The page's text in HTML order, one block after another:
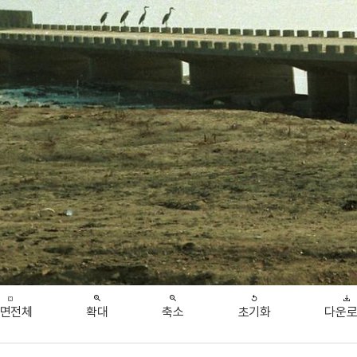
전체 확대 축소 초기화 다운